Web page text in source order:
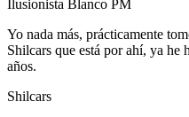
Ilusionista Blanco PM
Yo nada más, prácticamente
Shilcars que está por ahí, ya he
años.
Shilcars